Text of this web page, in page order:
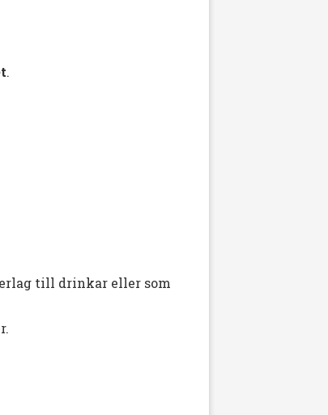
.
till drinkar eller som